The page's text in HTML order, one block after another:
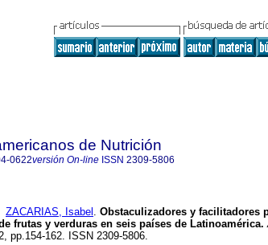
de Nutrición
0622versión On-line ISSN 2309-5806
ZACARIAS, Isabel . Obstaculizadores y facilitadores
frutas y verduras en seis países de Latinoamérica.
pp.154-162. ISSN 2309-5806.